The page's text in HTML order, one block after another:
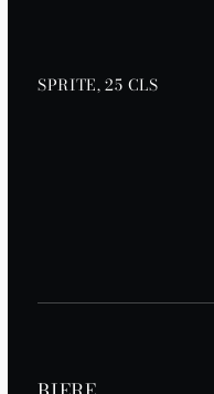
SPRITE, 25 CLS